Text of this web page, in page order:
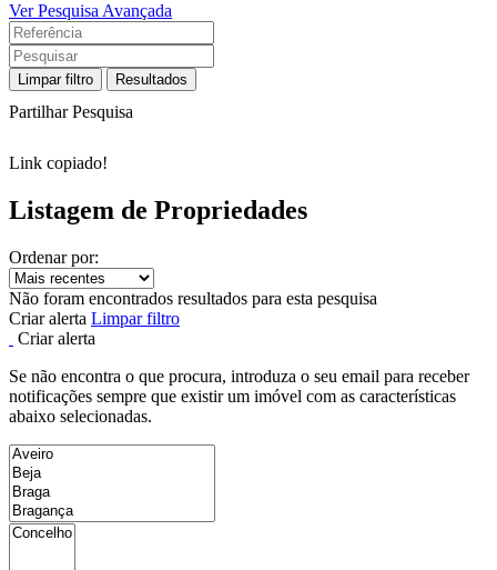
Ver Pesquisa Avançada
Limpar filtro Resultados
Partilhar Pesquisa
Link copiado!
Listagem de Propriedades
Ordenar por:
Não foram encontrados resultados para esta pesquisa
Criar alerta Limpar filtro
Criar alerta
Se não encontra o que procura, introduza o seu email para receber
notificações sempre que existir um imóvel com as características
abaixo selecionadas.